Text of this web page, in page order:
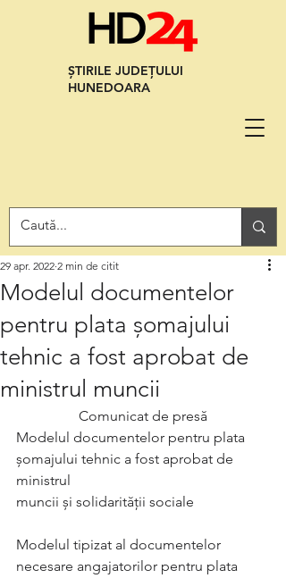
ȘTIRILE JUDEȚULUI
HUNEDOARA
Modelul documentelor
pentru plata șomajului
tehnic a fost aprobat de
ministrul muncii
29 apr. 2022 2 min de citit
Comunicat de presă
Modelul documentelor pentru plata
șomajului tehnic a fost aprobat de
ministrul
muncii și solidarității sociale
Modelul tipizat al documentelor
necesare angajatorilor pentru plata